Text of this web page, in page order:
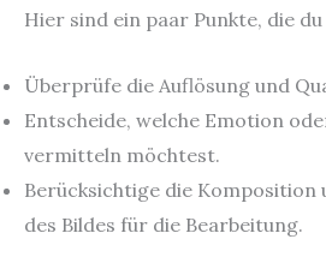
Hier sind ein paar Punkte, die
Überprüfe die Auflösung und
Entscheide, welche Emotion
vermitteln möchtest.
Berücksichtige die Komposition
des Bildes für die Bearbeitung.